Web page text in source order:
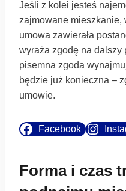
Jeśli z kolei jesteś
zajmowane mieszkanie,
umowa zawierała
wyraża zgodę na dalszy
pisemna zgoda
będzie już konieczna –
umowie.
Facebook
Forma i czas